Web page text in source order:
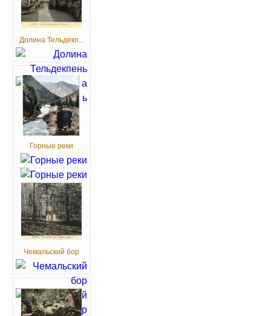
Долина Тельдекп...
Горные реки
Чемальский бор